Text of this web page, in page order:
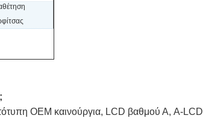
OEM καινούργια, LCD βαθμού Α, A-LCD